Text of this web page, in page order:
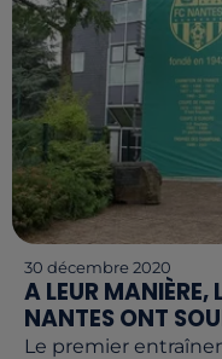
30 décembre 2020
A LEUR MANIÈRE,
NANTES ONT
Le premier